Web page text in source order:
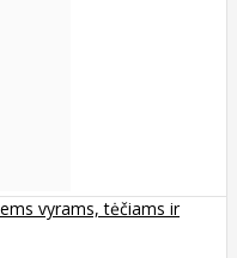
vyrams, tėčiams ir